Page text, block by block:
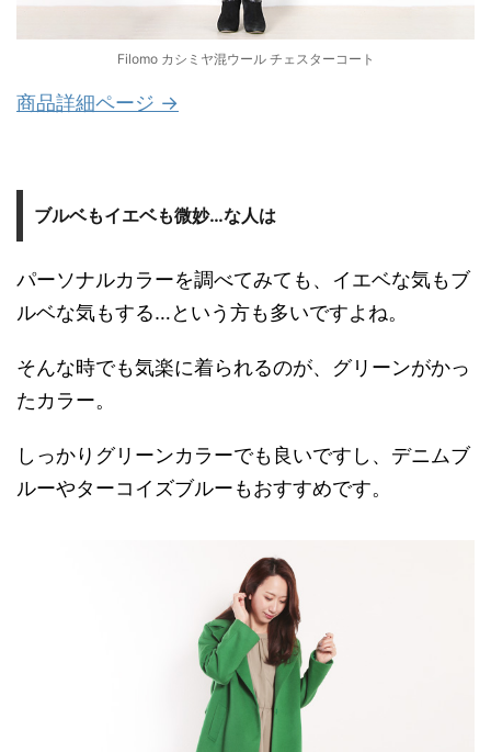
Filomo カシミヤ混ウール チェスターコート
商品詳細ページ →
ブルベもイエベも微妙…な人は
パーソナルカラーを調べてみても、イエベな気もブ
ルベな気もする…という方も多いですよね。
そんな時でも気楽に着られるのが、グリーンがかっ
たカラー。
しっかりグリーンカラーでも良いですし、デニムブ
ルーやターコイズブルーもおすすめです。